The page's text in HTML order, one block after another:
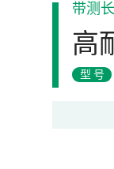
带测
高
型号